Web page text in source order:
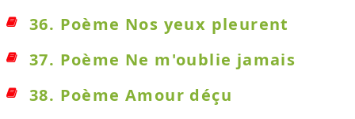
36. Poème Nos yeux pleurent
37. Poème Ne m'oublie jamais
38. Poème Amour déçu